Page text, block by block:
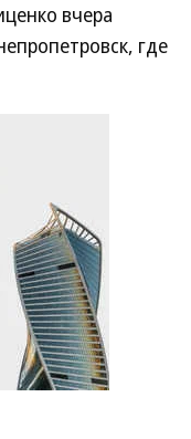
вчера
где